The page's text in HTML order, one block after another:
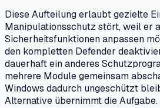
Diese Aufteilung erlaubt gezielte
Manipulationsschutz stört, weil er
Sicherheitsfunktionen anpassen
den kompletten Defender
dauerhaft ein anderes
mehrere Module gemeinsam
Windows dadurch ungeschützt
Alternative übernimmt die Aufgabe.